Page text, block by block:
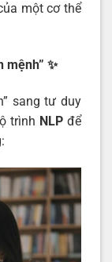
một cơ thể
mệnh” ✨
sang tư duy
trình NLP để